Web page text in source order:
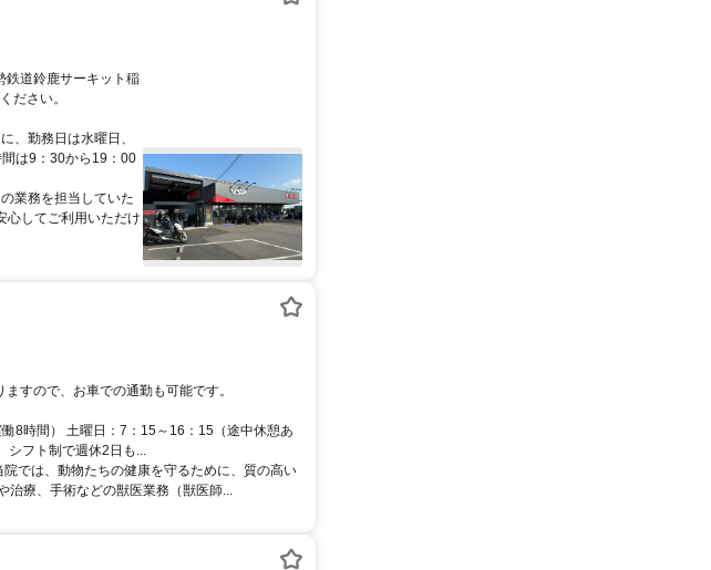
談ください。
、勤務日は水曜日、
は9：30から19：00
業務を担当していた
心してご利用いただけ
駐車場も完備しておりますので、お車での通勤も可能です。
8時間） 土曜日：7：15～16：15（途中休憩あ
シフト制で週休2日も...
では、動物たちの健康を守るために、質の高い
治療、手術などの獣医業務（獣医師...